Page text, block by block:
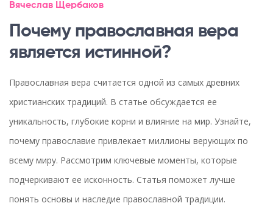
Вячеслав Щербаков
Почему православная вера
является истинной?
Православная вера считается одной из самых древних
христианских традиций. В статье обсуждается ее
уникальность, глубокие корни и влияние на мир. Узнайте,
почему православие привлекает миллионы верующих по
всему миру. Рассмотрим ключевые моменты, которые
подчеркивают ее исконность. Статья поможет лучше
понять основы и наследие православной традиции.